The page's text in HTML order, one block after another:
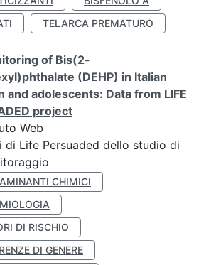
TELARCA PREMATURO
of Bis(2-
(DEHP) in Italian
and adolescents: Data from LIFE
project
Web
di Life Persuaded dello studio di
CHIMICI
DI RISCHIO
DI GENERE